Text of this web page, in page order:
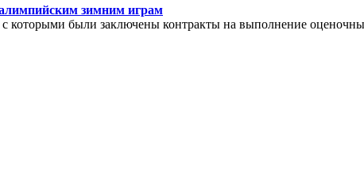
зимним играм
которыми были заключены контракты на выполнение